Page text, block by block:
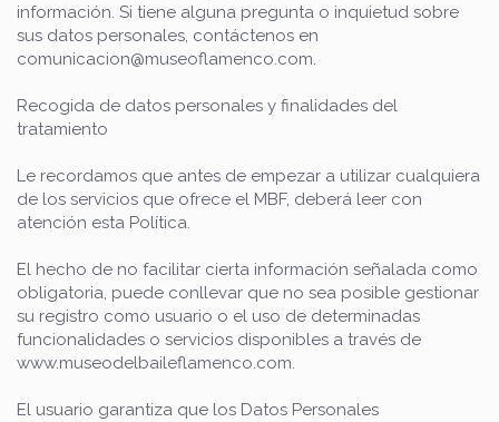
información. Si tiene alguna pregunta o inquietud sobre
sus datos personales, contáctenos en
comunicacion@museoflamenco.com.
Recogida de datos personales y finalidades del
tratamiento
Le recordamos que antes de empezar a utilizar cualquiera
de los servicios que ofrece el MBF, deberá leer con
atención esta Política.
El hecho de no facilitar cierta información señalada como
obligatoria, puede conllevar que no sea posible gestionar
su registro como usuario o el uso de determinadas
funcionalidades o servicios disponibles a través de
www.museodelbaileflamenco.com.
El usuario garantiza que los Datos Personales